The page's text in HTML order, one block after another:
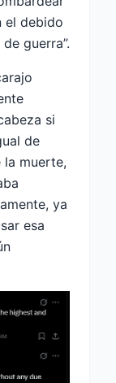
el debido
guerra”.
si
de
la muerte,
ya
esa